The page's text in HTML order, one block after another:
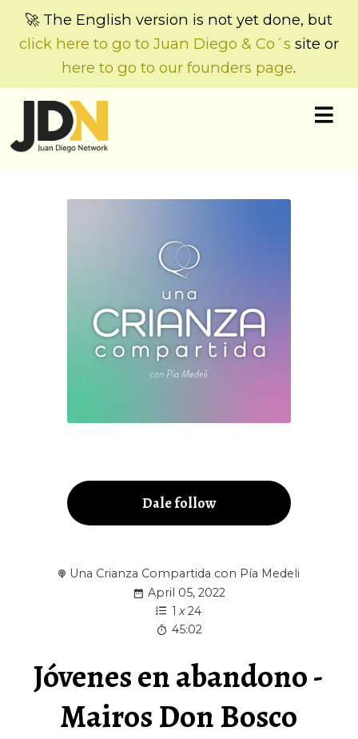
🚀 The English version is not yet done, but
click here to go to Juan Diego & Co´s site or
here to go to our founders page.
Dale follow
Una Crianza Compartida con Pía Medeli
April 05, 2022
1 x24
45:02
Jóvenes en abandono -
Mairos Don Bosco